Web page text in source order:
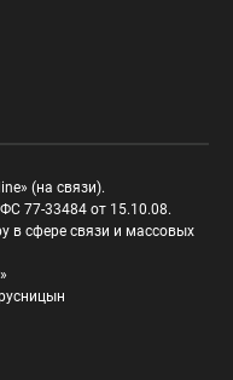
(на связи).
77-33484 от 15.10.08.
в сфере связи и массовых